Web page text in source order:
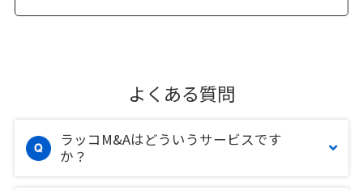
よくある質問
ラッコM&Aはどういうサービスです
か？